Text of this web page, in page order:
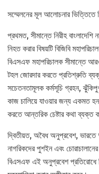
সম্মেলনের মূল আলোচনার
প্রথমত, সীমান্তে নিরীহ
নিহত করার বিষয়টি বিজিবি
বিএসএফ মহাপরিচালক সীমান্তে
টহল জোরদার করতে প্রতিশ্রুতি
সচেতনতামূলক কর্মসূচি গ্রহন,
কাজ চালিয়ে যাওয়ার জন্য একমত
করতে আন্তরিক চেষ্টার কথা ব্যক্ত
দ্বিতীয়ত, অবৈধ অনুপ্রবেশ, ভারতে
নাগরিকদের পুশইন এবং
বিএসএফ এই অনুপ্রবেশ প্রতিরোধে